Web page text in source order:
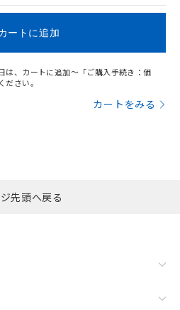
ートに追加
は、カートに追加～「ご購入手続き：価
さい。
カートをみる
先頭へ戻る